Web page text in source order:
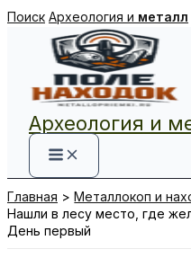
Перейти
содержимому
Поиск Археология и металл
Археология и
Главная
Металлокоп и
Нашли в лесу место, где
День первый